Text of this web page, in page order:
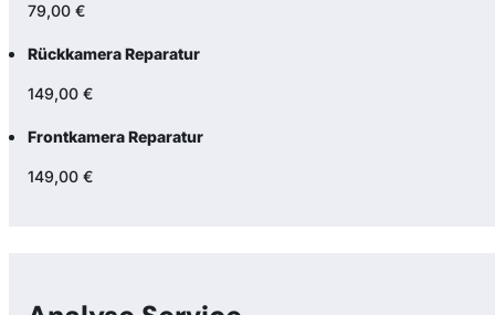
79,00 €
Rückkamera Reparatur
149,00 €
Frontkamera Reparatur
149,00 €